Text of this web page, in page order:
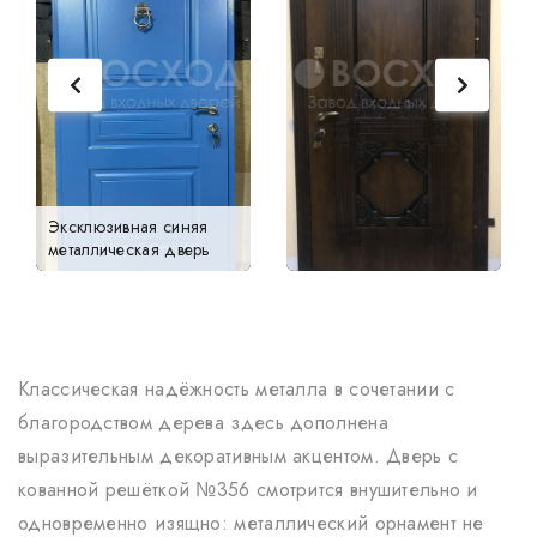
Эксклюзивная синяя
металлическая дверь
Классическая надёжность металла в сочетании с
благородством дерева здесь дополнена
выразительным декоративным акцентом. Дверь с
кованной решёткой №356 смотрится внушительно и
одновременно изящно: металлический орнамент не